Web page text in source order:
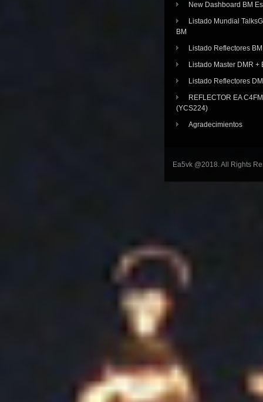
New Dashboard BM
Listado Mundial
BM
Listado Reflectores BM
Listado Master DMR +
Listado Reflectores
REFLECTOR EA
(YCS224)
Agradecimientos
Ea5vk @2018. All Rights